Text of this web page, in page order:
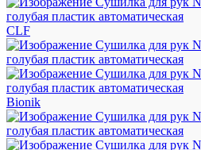
CLF
Bionik